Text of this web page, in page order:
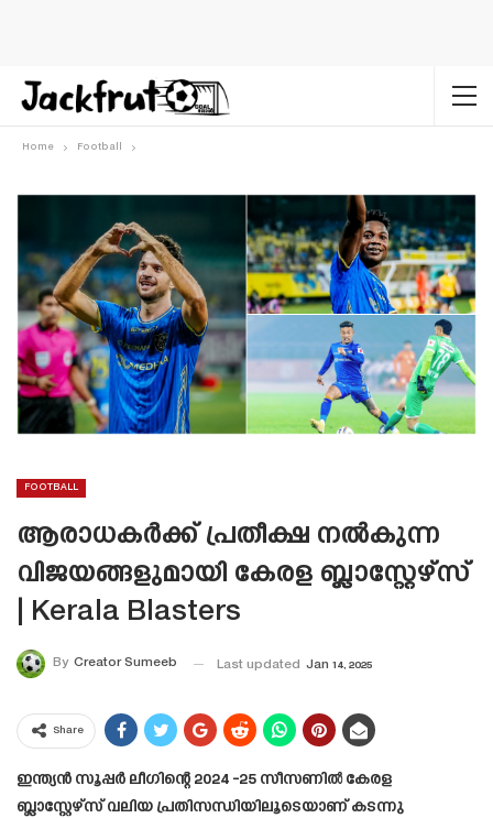
Home Football
FOOTBALL
ആരാധകർക്ക് പ്രതീക്ഷ നൽകുന്ന
വിജയങ്ങളുമായി കേരള ബ്ലാസ്റ്റേഴ്‌സ്
| Kerala Blasters
By Creator Sumeeb Last updated Jan 14, 2025
Share
ഇന്ത്യൻ സൂപ്പർ ലീഗിന്റെ 2024 -25 സീസണിൽ കേരള
ബ്ലാസ്റ്റേഴ്‌സ് വലിയ പ്രതിസന്ധിയിലൂടെയാണ് കടന്നു